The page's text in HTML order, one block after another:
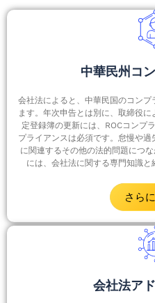
中華民州コ
会社法によると、中華民国のコン
ます。年次申告とは別に、取締役
定登録簿の更新には、ROCコンプ
プライアンスは必須です。怠慢や
に関連するその他の法的問題につ
には、会社法に関する専門知識と
さら
会社法ア